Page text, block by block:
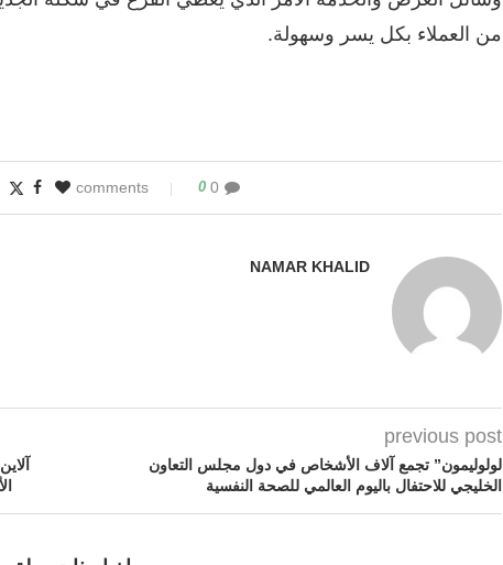
من العملاء بكل يسر وسهولة.
0 comments
0
NAMAR KHALID
previous post
لولوليمون” تجمع آلاف الأشخاص في دول مجلس التعاون
الخليجي للاحتفال باليوم العالمي للصحة النفسية